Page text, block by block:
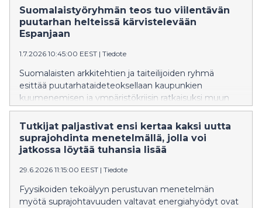
kvanttitietokoneiden hintalappua.
Suomalaistyöryhmän teos tuo viilentävän
puutarhan helteissä kärvistelevään
Espanjaan
1.7.2026 10:45:00 EEST | Tiedote
Suomalaisten arkkitehtien ja taiteilijoiden ryhmä
esittää puutarhataideteoksellaan kaupunkien
kuumenemisen ja ympäristökriisin ratkaisuksi muun
muassa kasvillisuutta ja yhteisöllisyyttä.
Tutkijat paljastivat ensi kertaa kaksi uutta
suprajohdinta menetelmällä, jolla voi
jatkossa löytää tuhansia lisää
29.6.2026 11:15:00 EEST | Tiedote
Fyysikoiden tekoälyyn perustuvan menetelmän
myötä suprajohtavuuden valtavat energiahyödyt ovat